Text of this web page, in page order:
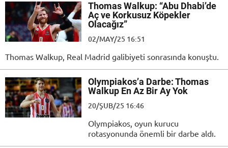
Thomas Walkup: “Abu Dhabi’de
Aç ve Korkusuz Köpekler
Olacağız”
02/MAY/25 16:51
Thomas Walkup, Real Madrid galibiyeti sonrasında konuştu.
Olympiakos’a Darbe: Thomas
Walkup En Az Bir Ay Yok
20/ŞUB/25 16:46
Olympiakos, oyun kurucu
rotasyonunda önemli bir darbe aldı.